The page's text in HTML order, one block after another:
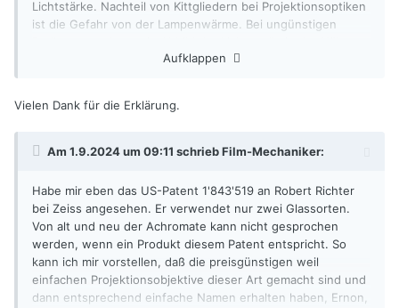
Lichtstärke. Nachteil von Kittgliedern bei Projektionsoptiken
ist die Gefahr von der Lampenwärme. Bei ungünstigen
von oder auf einer Kittfläche stehen, die sich alsbald in
Aufklappen
Vielen Dank für die Erklärung.
Am 1.9.2024 um 09:11 schriebFilm-Mechaniker:
Habe mir eben das US-Patent 1'843'519 an Robert Richter
bei Zeiss angesehen. Er verwendet nur zwei Glassorten.
Von alt und neu der Achromate kann nicht gesprochen
werden, wenn ein Produkt diesem Patent entspricht. So
kann ich mir vorstellen, daß die preisgünstigen weil
einfachen Projektionsobjektive dieser Art gemacht sind und
dann entsprechend einfache Namen erhalten haben, Ernon,